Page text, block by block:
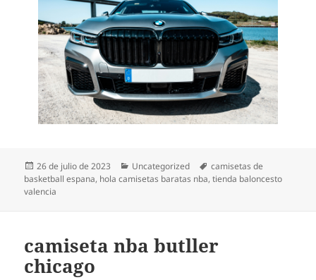
Publicado
el
26 de julio de 2023 Categorías
Uncategorized Etiquetas
camisetas de
basketball espana, hola camisetas baratas nba,tienda baloncesto
valencia
camiseta nba butller
chicago